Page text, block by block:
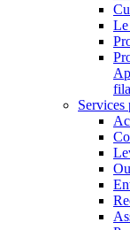
Le
Services